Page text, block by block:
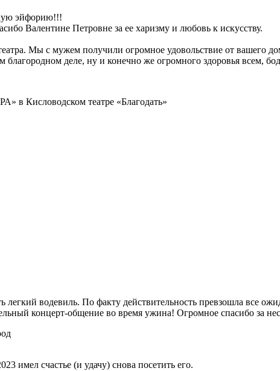
эйфорию!!!
Валентине Петровне за ее харизму и любовь к искусству.
Мы с мужем получили огромное удовольствие от вашего
деле, ну и конечно же огромного здоровья всем,
театре «Благодать»
легкий водевиль. По факту действительность превзошла все
концерт-общение во время ужина! Огромное спасибо за
имел счастье (и удачу) снова посетить его.